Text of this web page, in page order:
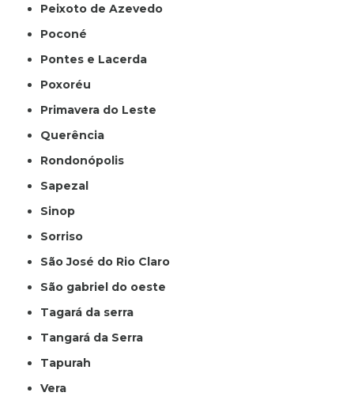
Peixoto de Azevedo
Poconé
Pontes e Lacerda
Poxoréu
Primavera do Leste
Querência
Rondonópolis
Sapezal
Sinop
Sorriso
São José do Rio Claro
São gabriel do oeste
Tagará da serra
Tangará da Serra
Tapurah
Vera